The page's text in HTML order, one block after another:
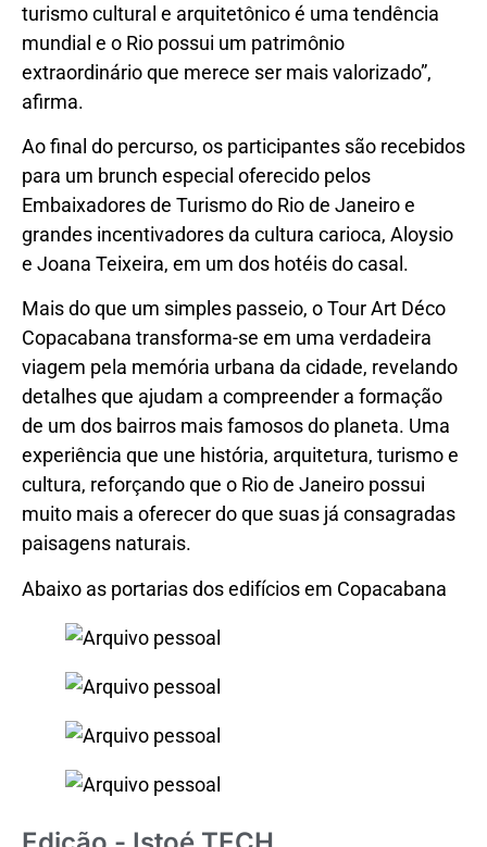
turismo cultural e arquitetônico é uma tendência
mundial e o Rio possui um patrimônio
extraordinário que merece ser mais valorizado”,
afirma.
Ao final do percurso, os participantes são recebidos
para um brunch especial oferecido pelos
Embaixadores de Turismo do Rio de Janeiro e
grandes incentivadores da cultura carioca, Aloysio
e Joana Teixeira, em um dos hotéis do casal.
Mais do que um simples passeio, o Tour Art Déco
Copacabana transforma-se em uma verdadeira
viagem pela memória urbana da cidade, revelando
detalhes que ajudam a compreender a formação
de um dos bairros mais famosos do planeta. Uma
experiência que une história, arquitetura, turismo e
cultura, reforçando que o Rio de Janeiro possui
muito mais a oferecer do que suas já consagradas
paisagens naturais.
Abaixo as portarias dos edifícios em Copacabana